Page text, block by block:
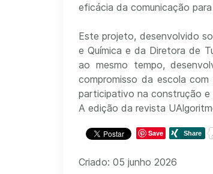
eficácia da comunicação
Este projeto, desenvolvido
e Química e da Diretora de
ao mesmo tempo,
compromisso da escola
participativo na construção
A edição da revista
Save
Criado: 05 junho 2026